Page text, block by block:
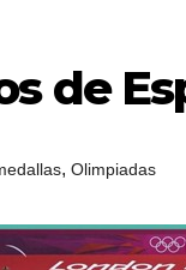
de
, Olimpiadas